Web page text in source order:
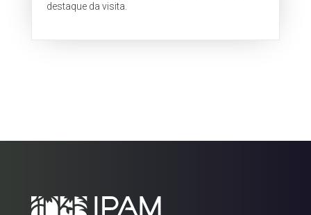
destaque da visita.